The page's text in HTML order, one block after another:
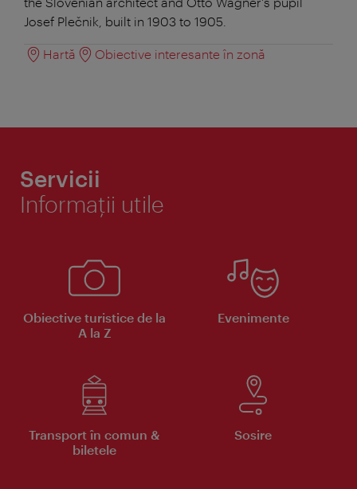
Josef Plečnik, built in 1903 to 1905.
Hartă Obiective interesante în zonă
Servicii
Informaţii utile
Obiective turistice de la
A la Z
Evenimente
Transport în comun &
biletele
Sosire